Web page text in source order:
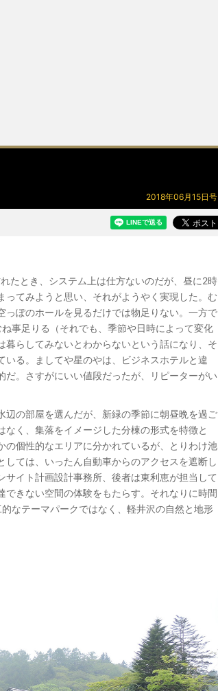
2018年06月15日号
たとき、システム上は仕方ないのだが、昼に2時
てみようと思い、それがようやく実現した。む
ぽのホールを見るだけでは物足りない。一方で
事足りる（それでも、季節や日時によって変化
らしてみないとわからないという話になり、そ
る。ましてや星のやは、ビジネスホテルと違
。さすがにいい値段だったが、リピーターがい
の部屋を選んだが、新緑の季節に朝昼晩を過ご
く、集落をイメージした分棟の形式を特徴と
の個性的なエリアに分かれているが、とりわけ池
ては、いったん自動車からのアクセスを遮断し
イト計画設計事務所、後者は東利恵が担当して
きない空間の体験をもたらす。それなりに時間
なテーマパークではなく、軽井沢の自然と地形